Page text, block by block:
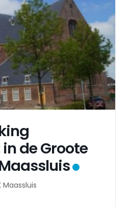
de Groote
Maassluis